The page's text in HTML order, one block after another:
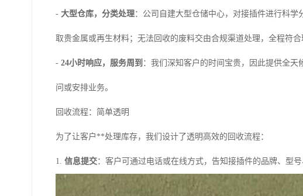
- 大型仓库，分类处理：公司自建大型仓储中心，对接插件进行科
取贵金属或再生材料；无法回收的废料交由合规渠道处理，全程符合
- 24小时响应，服务周到 ：我们深知客户的时间宝贵，因此提供全
问或安排业务。
回收流程：简单透明
为了让客户**处理库存，我们设计了透明高效的回收流程：
1. 信息提交：客户可通过电话或在线方式，告知接插件的品牌、型